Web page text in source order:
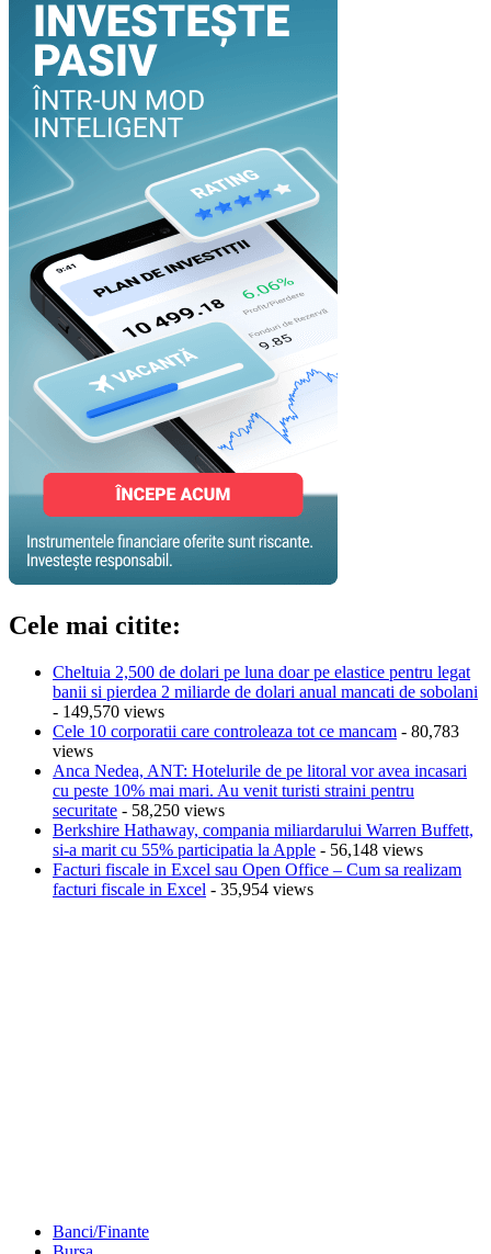
Cele mai citite:
Cheltuia 2,500 de dolari pe luna doar pe elastice pentru legat
banii si pierdea 2 miliarde de dolari anual mancati de sobolani
- 149,570 views
Cele 10 corporatii care controleaza tot ce mancam - 80,783
views
Anca Nedea, ANT: Hotelurile de pe litoral vor avea incasari
cu peste 10% mai mari. Au venit turisti straini pentru
securitate - 58,250 views
Berkshire Hathaway, compania miliardarului Warren Buffett,
si-a marit cu 55% participatia la Apple - 56,148 views
Facturi fiscale in Excel sau Open Office – Cum sa realizam
facturi fiscale in Excel - 35,954 views
Banci/Finante